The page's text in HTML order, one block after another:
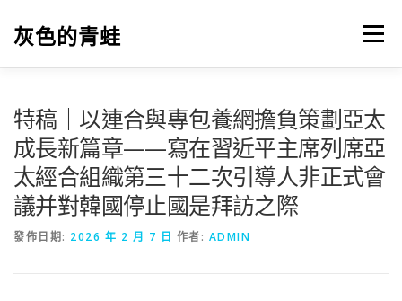
灰色的青蛙 選單
特稿｜以連合與專包養網擔負策劃亞太
成長新篇章——寫在習近平主席列席亞
太經合組織第三十二次引導人非正式會
議并對韓國停止國是拜訪之際
發佈日期: 2026 年 2 月 7 日 作者: ADMIN